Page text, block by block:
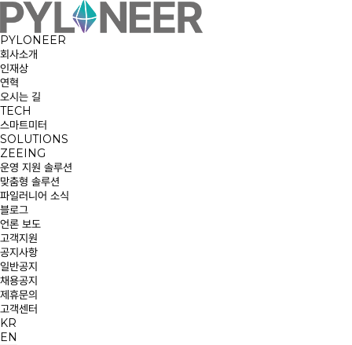
PYLONEER
회사소개
인재상
연혁
오시는 길
TECH
스마트미터
SOLUTIONS
ZEEING
운영 지원 솔루션
맞춤형 솔루션
파일러니어 소식
블로그
언론 보도
고객지원
공지사항
일반공지
채용공지
제휴문의
고객센터
KR
EN